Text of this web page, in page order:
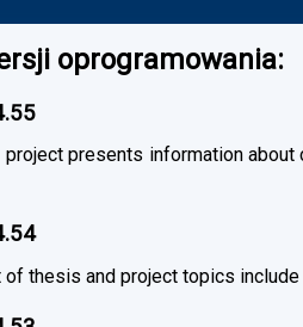
oprogramowania:
project presents information
of thesis and project topics